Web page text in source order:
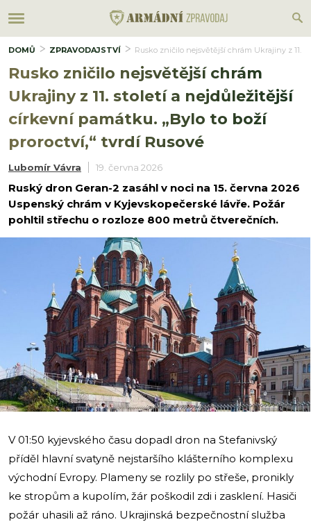
DOMŮ ZPRAVODAJSTVÍ Rusko zničilo nejsvětější chrám Ukrajiny z 11.
Rusko zničilo nejsvětější chrám
Ukrajiny z 11. století a nejdůležitější
církevní památku. „Bylo to boží
proroctví,“ tvrdí Rusové
Lubomír Vávra 19. června 2026
Ruský dron Geran-2 zasáhl v noci na 15. června 2026
Uspenský chrám v Kyjevskopečerské lávře. Požár
pohltil střechu o rozloze 800 metrů čtverečních.
i
V 01:50 kyjevského času dopadl dron na Stefanivský
příděl hlavní svatyně nejstaršího klášterního komplexu
východní Evropy. Plameny se rozlily po střeše, pronikly
ke stropům a kupolím, žár poškodil zdi i zasklení. Hasiči
požár uhasili až ráno. Ukrajinská bezpečnostní služba